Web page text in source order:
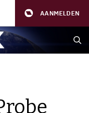
AANMELDEN